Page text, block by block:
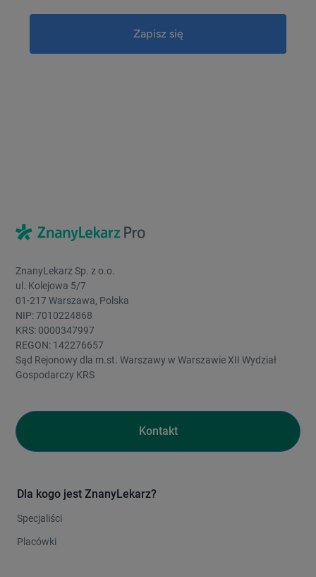
ZnanyLekarz Sp. z o.o.
ul. Kolejowa 5/7
01-217 Warszawa, Polska
NIP: 7010224868
KRS: 0000347997
REGON: 142276657
Sąd Rejonowy dla m.st. Warszawy w Warszawie XII Wydział
Gospodarczy KRS
Kontakt
Dla kogo jest ZnanyLekarz?
Specjaliści
Placówki